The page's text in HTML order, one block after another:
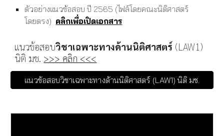
ตัวอย่างแนวข้อสอบ ปี 2565 (ไฟล์โดยคณะนิติศาสตร์
โดยตรง) คลิกเพื่อเปิดเอกสาร
แนวข้อสอบวิชาเฉพาะทางด้านนิติศาสตร์ (LAW1)
นิติ มช. >>> คลิก <<<
แนวข้อสอบวิชาเฉพาะทางด้านนิติศาสตร์ (LAW1) นิติ มช.